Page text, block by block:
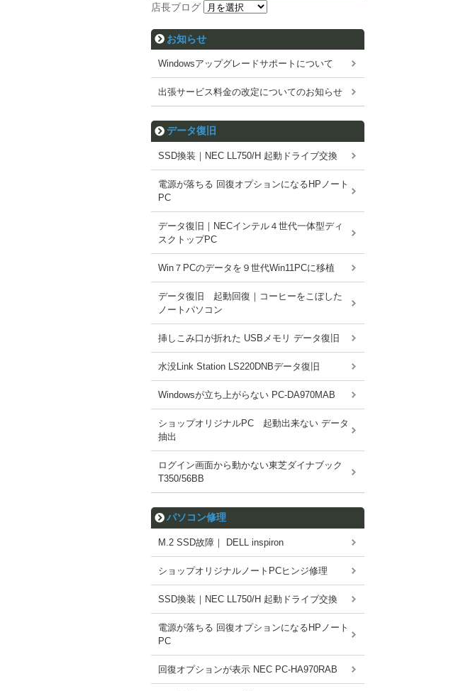
店長ブログ
お知らせ
Windowsアップグレードサポートについて
出張サービス料金の改定についてのお知らせ
データ復旧
SSD換装｜NEC LL750/H 起動ドライブ交換
電源が落ちる 回復オプションになるHPノート
PC
データ復旧｜NECインテル４世代一体型ディ
スクトップPC
Win７PCのデータを９世代Win11PCに移植
データ復旧 起動回復｜コーヒーをこぼした
ノートパソコン
挿しこみ口が折れた USBメモリ データ復旧
水没Link Station LS220DNBデータ復旧
Windowsが立ち上がらない PC-DA970MAB
ショップオリジナルPC 起動出来ない データ
抽出
ログイン画面から動かない東芝ダイナブック
T350/56BB
パソコン修理
M.2 SSD故障｜ DELL inspiron
ショップオリジナルノートPCヒンジ修理
SSD換装｜NEC LL750/H 起動ドライブ交換
電源が落ちる 回復オプションになるHPノート
PC
回復オプションが表示 NEC PC-HA970RAB